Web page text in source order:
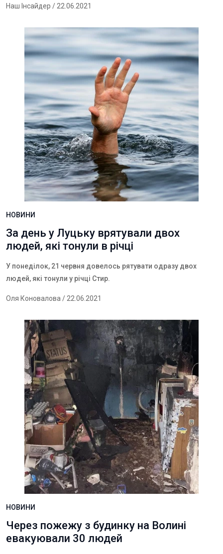
Наш Інсайдер / 22.06.2021
НОВИНИ
За день у Луцьку врятували двох
людей, які тонули в річці
У понеділок, 21 червня довелось рятувати одразу двох
людей, які тонули у річці Стир.
Оля Коновалова / 22.06.2021
НОВИНИ
Через пожежу з будинку на Волині
евакуювали 30 людей